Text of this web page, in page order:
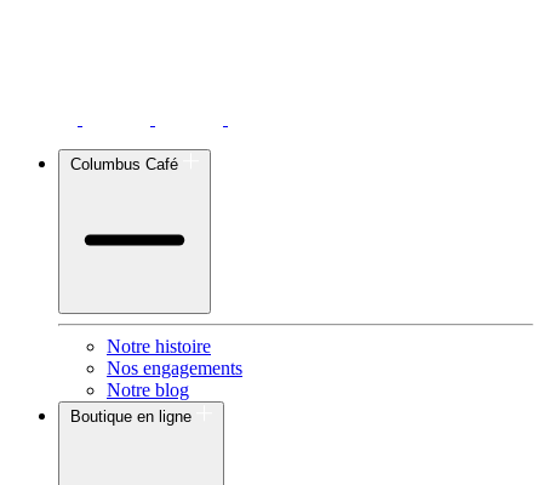
Columbus Café
Notre histoire
Nos engagements
Notre blog
Boutique en ligne